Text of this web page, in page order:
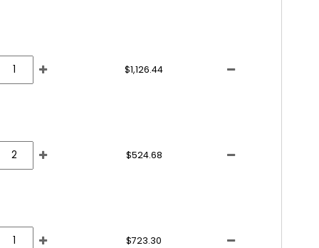
$1,126.44
$524.68
$723.30